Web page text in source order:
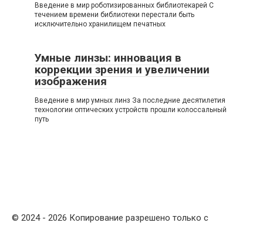
Введение в мир роботизированных библиотекарей С
течением времени библиотеки перестали быть
исключительно хранилищем печатных
Умные линзы: инновация в
коррекции зрения и увеличении
изображения
Введение в мир умных линз За последние десятилетия
технологии оптических устройств прошли колоссальный
путь
© 2024 - 2026 Копирование разрешено только с